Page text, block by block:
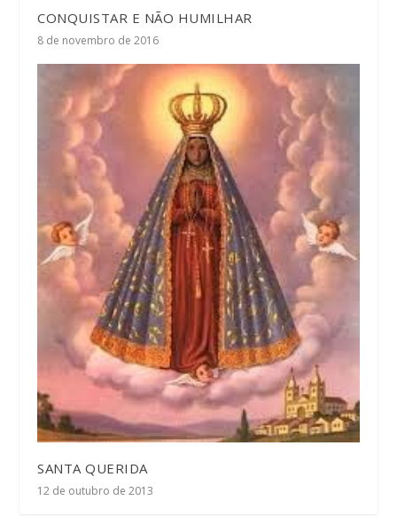
CONQUISTAR E NÃO HUMILHAR
8 de novembro de 2016
SANTA QUERIDA
12 de outubro de 2013